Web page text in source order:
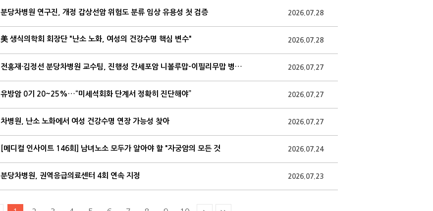
분당차병원 연구진, 개정 갑상선암 위험도 분류 임상 유용성 첫 검증 2026.07.28
美 생식의학회 회장단 "난소 노화, 여성의 건강수명 핵심 변수" 2026.07.28
전홍재·김정선 분당차병원 교수팀, 진행성 간세포암 니볼루맙-이필리무맙 병용요법 임상 효과 규명 2026.07.27
유방암 0기 20~25%…“미세석회화 단계서 정확히 진단해야” 2026.07.27
차병원, 난소 노화에서 여성 건강수명 연장 가능성 찾아 2026.07.27
[메디컬 인사이트 146회] 남녀노소 모두가 알아야 할 "자궁암의 모든 것 2026.07.24
분당차병원, 권역응급의료센터 4회 연속 지정 2026.07.23